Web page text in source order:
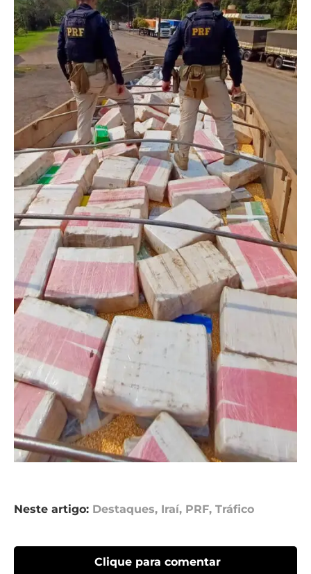
Neste artigo: Destaques, Iraí, PRF, Tráfico
Clique para comentar